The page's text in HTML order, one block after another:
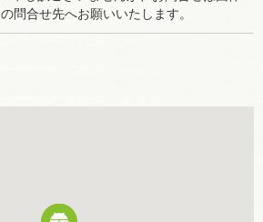
の問合せ先へお願いいたします。